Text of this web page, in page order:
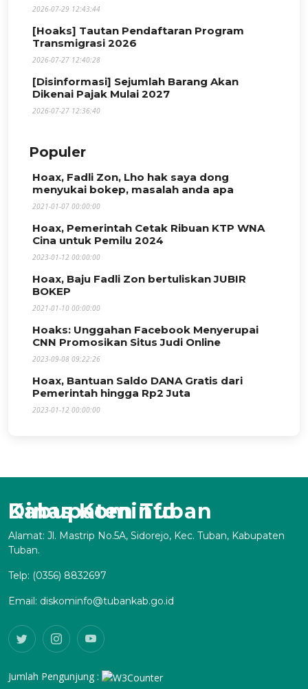
2026-07-29 12:43:44
[Hoaks] Tautan Pendaftaran Program
Transmigrasi 2026
2026-07-27 12:40:28
[Disinformasi] Sejumlah Barang Akan
Dikenai Pajak Mulai 2027
2026-07-27 12:36:40
Populer
Hoax, Fadli Zon, Lho hak saya dong
menyukai bokep, masalah anda apa
2021-01-07 00:00:00
Hoax, Pemerintah Cetak Ribuan KTP WNA
Cina untuk Pemilu 2024
2023-01-12 00:00:00
Hoax, Baju Fadli Zon bertuliskan JUBIR
BOKEP
2021-01-10 00:00:00
Hoaks: Unggahan Facebook Menyerupai
CNN Promosikan Situs Judi Online
2023-09-08 09:22:26
Hoax, Bantuan Saldo DANA Gratis dari
Pemerintah hingga Rp2 Juta
2023-01-12 00:00:00
Dinas Kominfo Kabupaten Tuban
Alamat: Jl. Mastrip No.5A, Sidorejo, Kec. Tuban, Kabupaten
Tuban.
Telp: (0356) 8832697
Email: diskominfo@tubankab.go.id
Jumlah Pengunjung :